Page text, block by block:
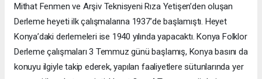
Mithat Fenmen ve Arşiv Teknisyeni Rıza Yetişen’den oluşan
Derleme heyeti ilk çalışmalarına 1937’de başlamıştı. Heyet
Konya’daki derlemeleri ise 1940 yılında yapacaktı. Konya Folklor
Derleme çalışmaları 3 Temmuz günü başlamış, Konya basını da
konuyu ilgiyle takip ederek, yapılan faaliyetlere sütunlarında yer